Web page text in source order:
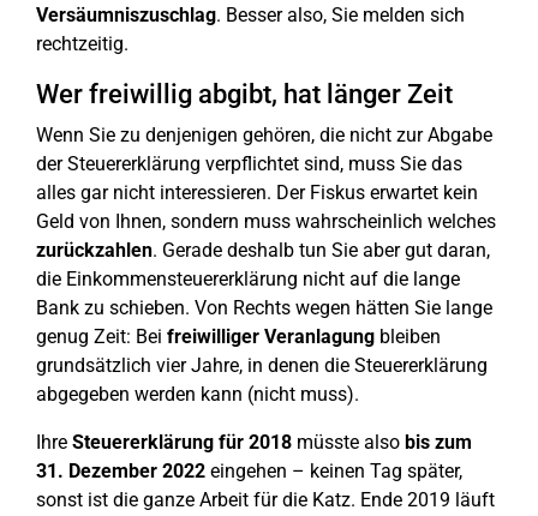
Versäumniszuschlag. Besser also, Sie melden sich
rechtzeitig.
Wer freiwillig abgibt, hat länger Zeit
Wenn Sie zu denjenigen gehören, die nicht zur Abgabe
der Steuererklärung verpflichtet sind, muss Sie das
alles gar nicht interessieren. Der Fiskus erwartet kein
Geld von Ihnen, sondern muss wahrscheinlich welches
zurückzahlen. Gerade deshalb tun Sie aber gut daran,
die Einkommensteuererklärung nicht auf die lange
Bank zu schieben. Von Rechts wegen hätten Sie lange
genug Zeit: Bei freiwilliger Veranlagung bleiben
grundsätzlich vier Jahre, in denen die Steuererklärung
abgegeben werden kann (nicht muss).
Ihre Steuererklärung für 2018 müsste also bis zum
31. Dezember 2022 eingehen – keinen Tag später,
sonst ist die ganze Arbeit für die Katz. Ende 2019 läuft